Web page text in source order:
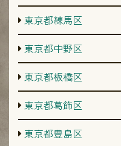
東京都練馬区
東京都中野区
東京都板橋区
東京都葛飾区
東京都豊島区